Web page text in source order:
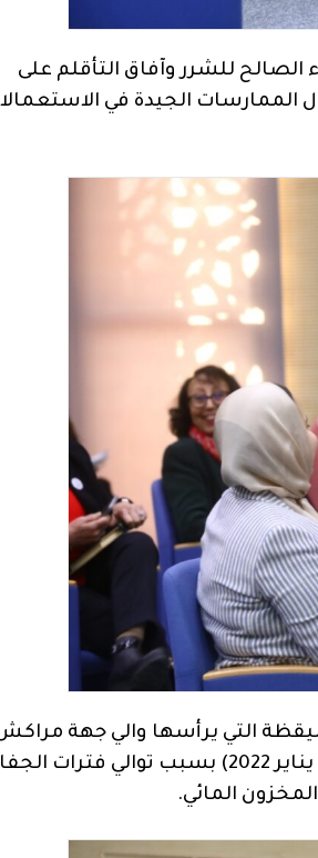
للشرر وآفاق التأقلم على
الممارسات الجيدة في
التي يرأسها والي جهة
آسفي كريم قسي لحلو، (تفعيلا للقرار العاملي رقم 238 الصدر بتاريخ 26 يناير 2022) بسبب توالي
المائي.